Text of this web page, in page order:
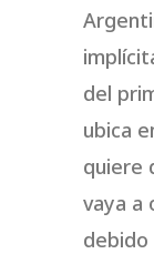
del
ubica
quiere
vaya a
debido